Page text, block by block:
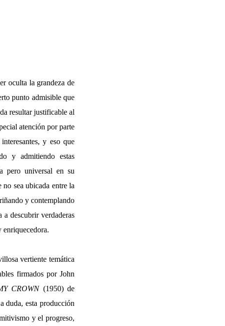
oculta la grandeza de
punto admisible que
resultar justificable al
atención por parte
y eso que
y admitiendo estas
pero universal en su
sea ubicada entre la
y contemplando
descubrir verdaderas
enriquecedora.
vertiente temática
firmados por John
CROWN(1950) de
duda, esta producción
y el progreso,